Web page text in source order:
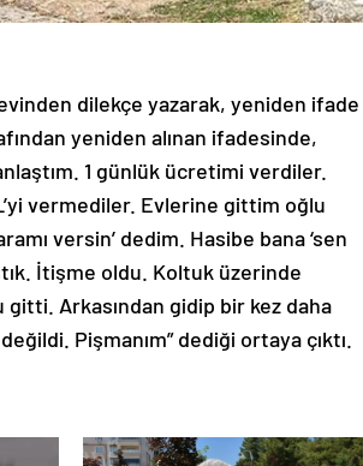
dilekçe yazarak, yeniden ifade
yeniden alınan ifadesinde,
1 günlük ücretimi verdiler.
vermediler. Evlerine gittim oğlu
versin’ dedim. Hasibe bana ‘sen
İtişme oldu. Koltuk üzerinde
Arkasından gidip bir kez daha
Pişmanım” dediği ortaya çıktı.